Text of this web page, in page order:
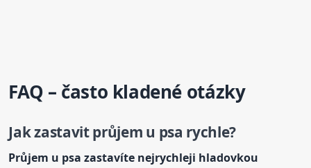
FAQ – často kladené otázky
Jak zastavit průjem u psa rychle?
Průjem u psa zastavíte nejrychleji hladovkou